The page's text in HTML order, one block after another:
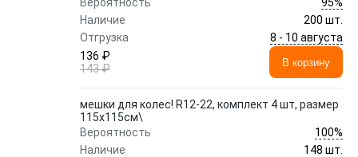
Наличие
200 шт.
Отгрузка
8 - 10 августа
136 ₽
143 ₽
В корзину
мешки для колес! R12-22, комплект 4 шт, размер
115х115см\
Вероятность
100%
Наличие
148 шт.